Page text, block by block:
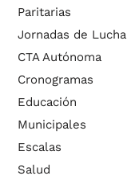
Paritarias
Jornadas de Lucha
CTA Autónoma
Cronogramas
Educación
Municipales
Escalas
Salud